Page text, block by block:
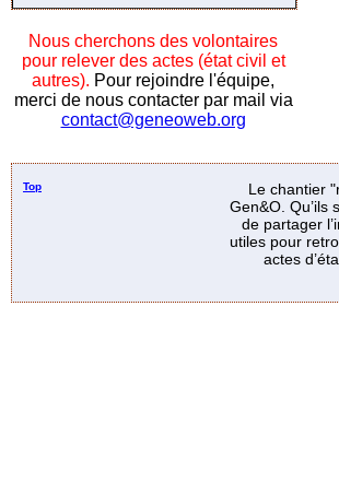
Nous cherchons des volontaires
pour relever des actes (état civil et
autres). Pour rejoindre l'équipe,
merci de nous contacter par mail via
contact@geneoweb.org
Top
Le chantier
Gen&O.
de partager
utiles pour
actes